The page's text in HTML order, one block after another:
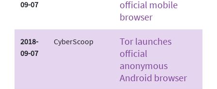
09-07
official mobile
browser
2018-
09-07
CyberScoop
Tor launches
official
anonymous
Android browser